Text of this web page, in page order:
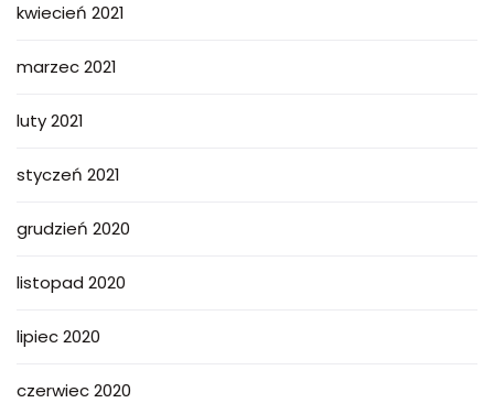
kwiecień 2021
marzec 2021
luty 2021
styczeń 2021
grudzień 2020
listopad 2020
lipiec 2020
czerwiec 2020